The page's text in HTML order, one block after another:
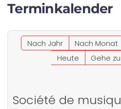
Terminkalender
Nach Jahr Nach Monat
Heute
Gehe
Société de